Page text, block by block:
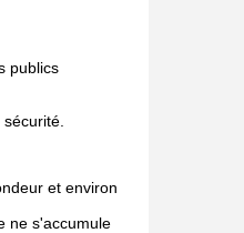
publics
et environ
ne s'accumule